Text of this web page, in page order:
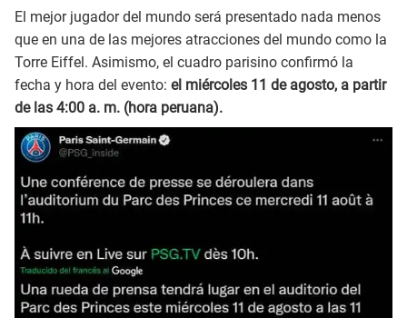
El mejor jugador del mundo será presentado nada menos
que en una de las mejores atracciones del mundo como la
Torre Eiffel. Asimismo, el cuadro parisino confirmó la
fecha y hora del evento: el miércoles 11 de agosto, a partir
de las 4:00 a. m. (hora peruana).